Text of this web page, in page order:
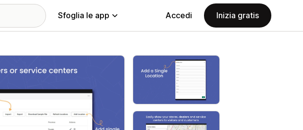
Sfoglia le app Accedi Inizia gratis